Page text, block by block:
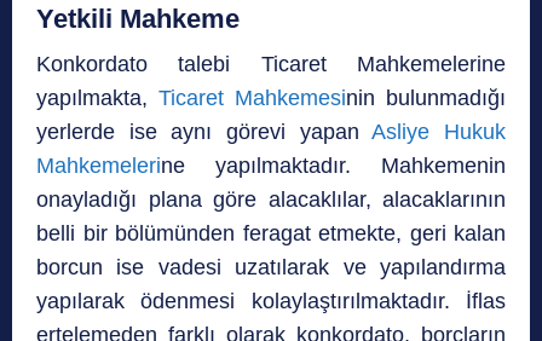
Yetkili Mahkeme
Konkordato talebi Ticaret Mahkemelerine
yapılmakta, Ticaret Mahkemesinin bulunmadığı
yerlerde ise aynı görevi yapanAsliye Hukuk
Mahkemelerine yapılmaktadır. Mahkemenin
onayladığı plana göre alacaklılar, alacaklarının
belli bir bölümünden feragat etmekte, geri kalan
borcun ise vadesi uzatılarak ve yapılandırma
yapılarak ödenmesi kolaylaştırılmaktadır. İflas
ertelemeden farklı olarak konkordato, borçların